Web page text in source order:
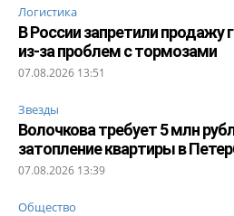
Логистика
В России запретили продажу
из-за проблем с тормозами
07.08.2026 13:51
Звезды
Волочкова требует 5 млн
затопление квартиры в
07.08.2026 13:39
Общество